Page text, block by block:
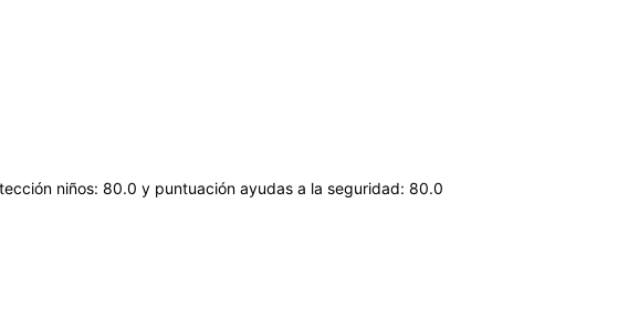
niños: 80.0 y puntuación ayudas a la seguridad: 80.0